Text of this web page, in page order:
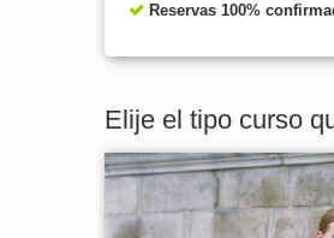
Reservas 100%
Elije el tipo curso